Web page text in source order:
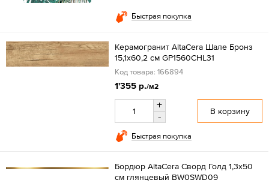
Быстрая покупка
Керамогранит AltaCera Шале Бронз
15,1x60,2 см GP1560CHL31
Код товара: 166894
1'355 р./м2
+
-
В корзину
Быстрая покупка
Бордюр AltaCera Сворд Голд 1,3x50
см глянцевый BW0SWD09